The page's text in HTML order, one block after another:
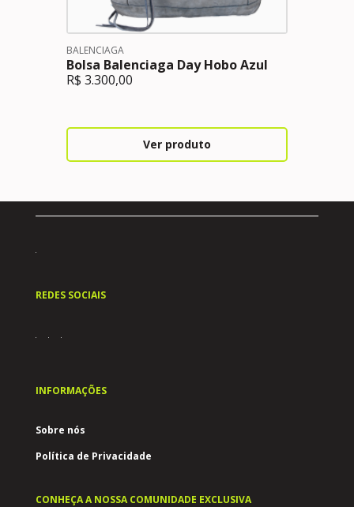
BALENCIAGA
Bolsa Balenciaga Day Hobo Azul
R$ 3.300,00
Ver produto
INFORMAÇÕES
Política de Privacidade